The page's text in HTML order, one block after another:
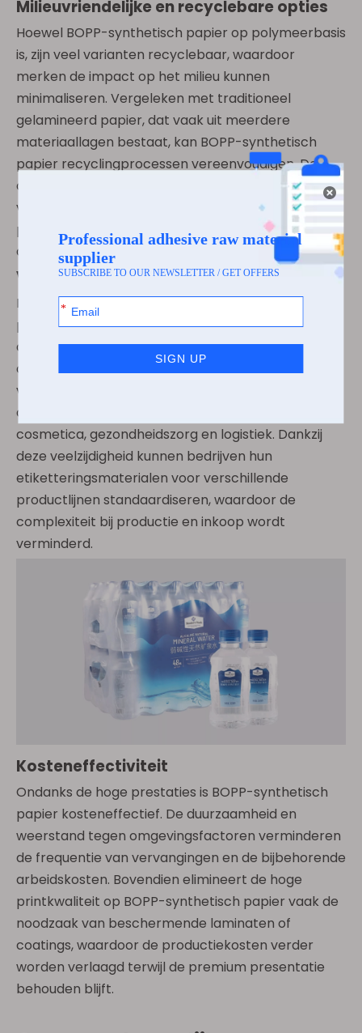
Milieuvriendelijke en recyclebare opties
Hoewel BOPP-synthetisch papier op polymeerbasis
is, zijn veel varianten recyclebaar, waardoor
merken de impact op het milieu kunnen
minimaliseren. Vergeleken met traditioneel
gelamineerd papier, dat vaak uit meerdere
materiaallagen bestaat, kan BOPP-synthetisch
papier recyclingprocessen vereenvoudigen. De
duurzaamheid ervan vermindert ook de verspilling
van etiketten door de integriteit gedurende lange
perioden te behouden, wat bijdraagt ​​aan de
algemene duurzaamheidsdoelstellingen.
Veelzijdigheid in alle sectoren
De unieke eigenschappen van BOPP-synthetisch
papier maken het geschikt voor een breed scala
aan toepassingen in meerdere industrieën. Het
aanpassingsvermogen zorgt ervoor dat het kan
voldoen aan de specifieke eisen van sectoren als
de voedingsmiddelen- en drankenindustrie,
cosmetica, gezondheidszorg en logistiek. Dankzij
deze veelzijdigheid kunnen bedrijven hun
etiketteringsmaterialen voor verschillende
productlijnen standaardiseren, waardoor de
complexiteit bij productie en inkoop wordt
verminderd.
Kosteneffectiviteit
Ondanks de hoge prestaties is BOPP-synthetisch
papier kosteneffectief. De duurzaamheid en
weerstand tegen omgevingsfactoren verminderen
de frequentie van vervangingen en de bijbehorende
arbeidskosten. Bovendien elimineert de hoge
printkwaliteit op BOPP-synthetisch papier vaak de
noodzaak van beschermende laminaten of
coatings, waardoor de productiekosten verder
worden verlaagd terwijl de premium presentatie
behouden blijft.